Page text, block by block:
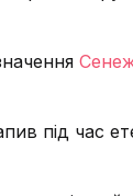
під час